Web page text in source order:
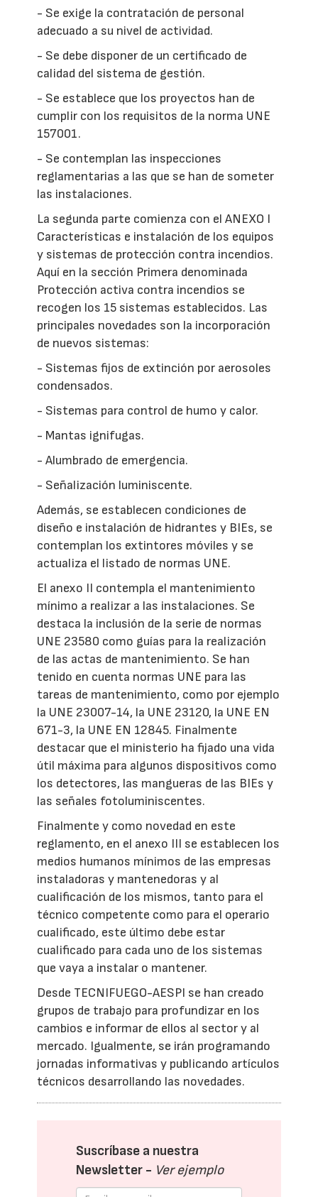
- Se exige la contratación de personal
adecuado a su nivel de actividad.
- Se debe disponer de un certificado de
calidad del sistema de gestión.
- Se establece que los proyectos han de
cumplir con los requisitos de la norma UNE
157001.
- Se contemplan las inspecciones
reglamentarias a las que se han de someter
las instalaciones.
La segunda parte comienza con el ANEXO I
Características e instalación de los equipos
y sistemas de protección contra incendios.
Aquí en la sección Primera denominada
Protección activa contra incendios se
recogen los 15 sistemas establecidos. Las
principales novedades son la incorporación
de nuevos sistemas:
- Sistemas fijos de extinción por aerosoles
condensados.
- Sistemas para control de humo y calor.
- Mantas ignifugas.
- Alumbrado de emergencia.
- Señalización luminiscente.
Además, se establecen condiciones de
diseño e instalación de hidrantes y BIEs, se
contemplan los extintores móviles y se
actualiza el listado de normas UNE.
El anexo II contempla el mantenimiento
mínimo a realizar a las instalaciones. Se
destaca la inclusión de la serie de normas
UNE 23580 como guías para la realización
de las actas de mantenimiento. Se han
tenido en cuenta normas UNE para las
tareas de mantenimiento, como por ejemplo
la UNE 23007-14, la UNE 23120, la UNE EN
671-3, la UNE EN 12845. Finalmente
destacar que el ministerio ha fijado una vida
útil máxima para algunos dispositivos como
los detectores, las mangueras de las BIEs y
las señales fotoluminiscentes.
Finalmente y como novedad en este
reglamento, en el anexo III se establecen los
medios humanos mínimos de las empresas
instaladoras y mantenedoras y al
cualificación de los mismos, tanto para el
técnico competente como para el operario
cualificado, este último debe estar
cualificado para cada uno de los sistemas
que vaya a instalar o mantener.
Desde TECNIFUEGO-AESPI se han creado
grupos de trabajo para profundizar en los
cambios e informar de ellos al sector y al
mercado. Igualmente, se irán programando
jornadas informativas y publicando artículos
técnicos desarrollando las novedades.
Suscríbase a nuestra
Newsletter - Ver ejemplo